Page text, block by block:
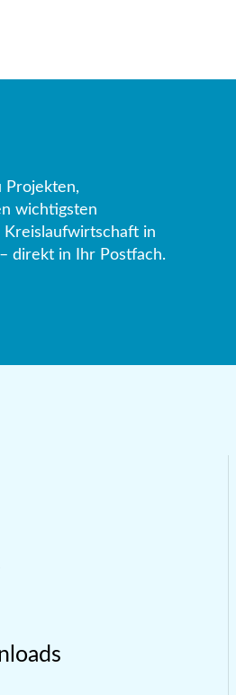
Projekten,
wichtigsten
Kreislaufwirtschaft in
direkt in Ihr Postfach.